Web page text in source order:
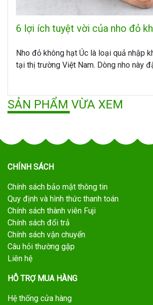
6 lợi ích tuyệt vời của nho đỏ
Nho đỏ không hạt Úc là loại quả nhập
tại thị trường Việt Nam. Dòng nho này
SẢN PHẨM VỪA XEM
CHÍNH SÁCH
Chính sách bảo mật thông tin
Quy định và hình thức thanh toán
Chính sách thành viên Fuji
Chính sách đổi trả
Chính sách vận chuyển
Câu hỏi thường gặp
Liên hệ
HỖ TRỢ MUA HÀNG
Hệ thống cửa hàng